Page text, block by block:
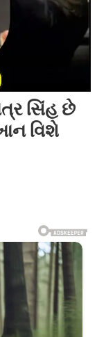
સિંહ છે
વિશે